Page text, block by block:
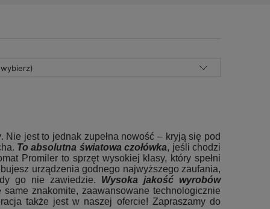
jest to jednak zupełna nowość – kryją się pod
To absolutna światowa czołówka, jeśli chodzi
Promiler to sprzęt wysokiej klasy, który spełni
urządzenia godnego najwyższego zaufania,
go nie zawiedzie. Wysoka jakość wyrobów
same znakomite, zaawansowane technologicznie
także jest w naszej ofercie! Zapraszamy do